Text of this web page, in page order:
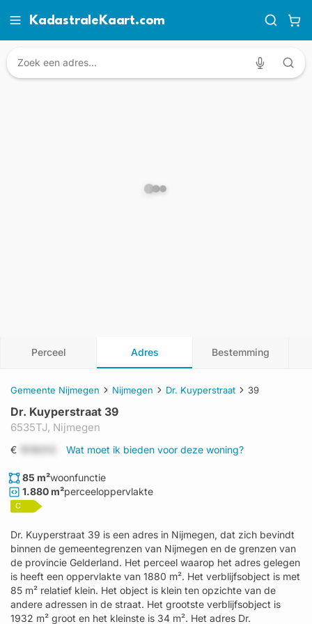
KadastraleKaart.com
Perceel Adres Bestemming
Gemeente Nijmegen Nijmegen Dr. Kuyperstraat 39
Dr. Kuyperstraat 39
6535TJ, Nijmegen
€ Wat moet ik bieden voor deze woning?
85 m²woonfunctie
1.880 m²perceeloppervlakte
C
Dr. Kuyperstraat 39 is een adres in Nijmegen, dat zich bevindt
binnen de gemeentegrenzen van Nijmegen en de grenzen van
de provincie Gelderland. Het perceel waarop het adres gelegen
is heeft een oppervlakte van 1880 m². Het verblijfsobject is met
85 m² relatief klein. Het object is klein ten opzichte van de
andere adressen in de straat. Het grootste verblijfsobject is
1932 m² groot en het kleinste is 34 m². Het adres Dr.